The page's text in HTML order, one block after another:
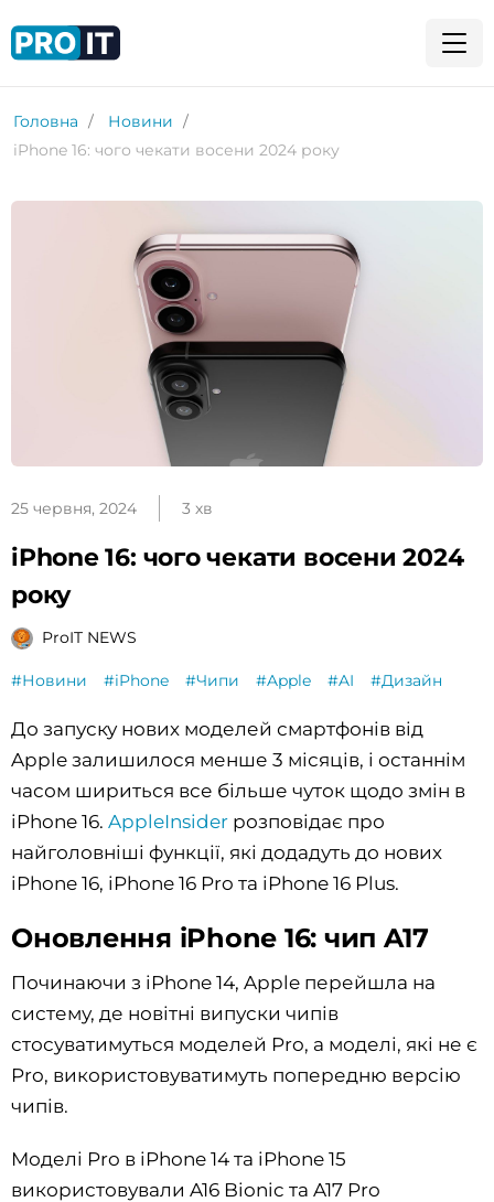
Головна
Новини
iPhone 16: чого чекати восени 2024 року
25 червня, 2024 3 хв
iPhone 16: чого чекати восени 2024
року
ProIT NEWS
#Новини #iPhone #Чипи #Apple #AI #Дизайн
До запуску нових моделей смартфонів від
Apple залишилося менше 3 місяців, і останнім
часом шириться все більше чуток щодо змін в
iPhone 16. AppleInsider розповідає про
найголовніші функції, які додадуть до нових
iPhone 16, iPhone 16 Pro та iPhone 16 Plus.
Оновлення iPhone 16: чип A17
Починаючи з iPhone 14, Apple перейшла на
систему, де новітні випуски чипів
стосуватимуться моделей Pro, а моделі, які не є
Pro, використовуватимуть попередню версію
чипів.
Моделі Pro в iPhone 14 та iPhone 15
використовували A16 Bionic та A17 Pro